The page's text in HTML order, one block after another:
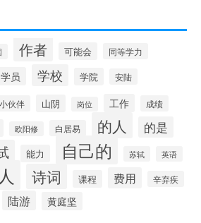
作者 可能会 同等学力
学员 学校 学院 安陆
小伙伴 山阴 岗位 工作 成绩
欧阳修 白居易 的人 的是
能力 自己的 苏轼 英语
诗词 课程 费用
辛弃疾
陆游 黄庭坚